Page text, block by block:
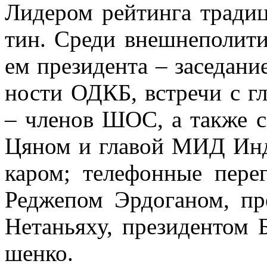
Ли­де­ром рей­тин­га
тин. Сре­ди
ем пре­зи­ден­та –
но­сти ОДКБ, встре­чи с
– чле­нов ШОС, а та­к­же
Ця­ном и гла­вой МИД
ка­ром; те­ле­фон­ные
Ре­дже­пом Эр­до­га­ном,
Нета­нья­ху,
шен­ко.